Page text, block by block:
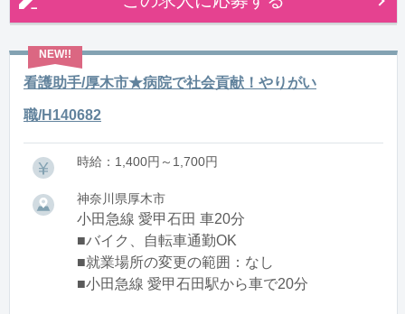
看護助手/厚木市★病院で社会貢献！やりがい
職/H140682
時給：1,400円～1,700円
神奈川県厚木市
小田急線 愛甲石田 車20分
■バイク、自転車通勤OK
■就業場所の変更の範囲：なし
■小田急線 愛甲石田駅から車で20分